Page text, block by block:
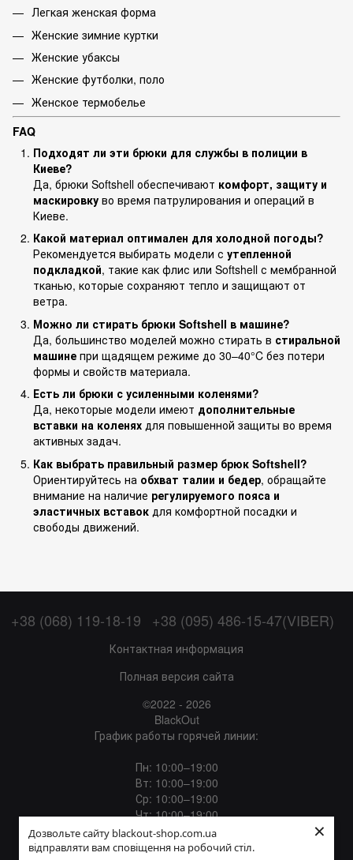
Дозвольте сайту blackout-shop.com.ua
відправляти вам сповіщення на робочий стіл.
×
Легкая женская форма
Женские зимние куртки
Женские убаксы
Женские футболки, поло
Женское термобелье
FAQ
Подходят ли эти брюки для службы в полиции в
Киеве?
Да, брюки Softshell обеспечивают комфорт, защиту и
маскировку во время патрулирования и операций в
Киеве.
Какой материал оптимален для холодной погоды?
Рекомендуется выбирать модели с утепленной
подкладкой, такие как флис или Softshell с мембранной
тканью, которые сохраняют тепло и защищают от
ветра.
Можно ли стирать брюки Softshell в машине?
Да, большинство моделей можно стирать в стиральной
машине при щадящем режиме до 30–40°C без потери
формы и свойств материала.
Есть ли брюки с усиленными коленями?
Да, некоторые модели имеют дополнительные
вставки на коленях для повышенной защиты во время
активных задач.
Как выбрать правильный размер брюк Softshell?
Ориентируйтесь на обхват талии и бедер, обращайте
внимание на наличие регулируемого пояса и
эластичных вставок для комфортной посадки и
свободы движений.
+38 (068) 119-18-19 +38 (095) 486-15-47(VIBER)
Контактная информация
Полная версия сайта
©2022 - 2026
BlackOut
График работы горячей линии:
Пн: 10:00–19:00
Вт: 10:00–19:00
Ср: 10:00–19:00
Чт: 10:00–19:00
Пт: 10:00–19:00
Сб: 12:00–18:00